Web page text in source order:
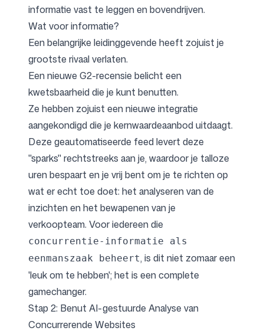
informatie vast te leggen en bovendrijven.
Wat voor informatie?
Een belangrijke leidinggevende heeft zojuist je
grootste rivaal verlaten.
Een nieuwe G2-recensie belicht een
kwetsbaarheid die je kunt benutten.
Ze hebben zojuist een nieuwe integratie
aangekondigd die je kernwaardeaanbod uitdaagt.
Deze geautomatiseerde feed levert deze
"sparks" rechtstreeks aan je, waardoor je talloze
uren bespaart en je vrij bent om je te richten op
wat er echt toe doet: het analyseren van de
inzichten en het bewapenen van je
verkoopteam. Voor iedereen die
concurrentie-informatie als
eenmanszaak beheert, is dit niet zomaar een
'leuk om te hebben'; het is een complete
gamechanger.
Stap 2: Benut AI-gestuurde Analyse van
Concurrerende Websites